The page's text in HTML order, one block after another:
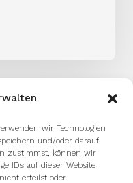
wir Technologien
und/oder darauf
zustimmst, können wir
IDs auf dieser Website
erteilst oder